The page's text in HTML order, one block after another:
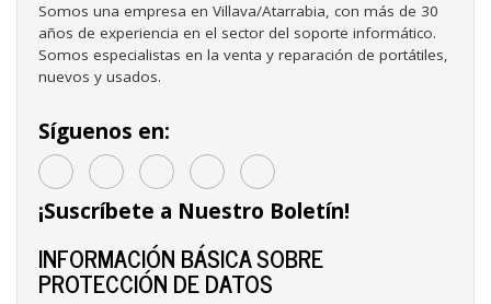
Somos una empresa en Villava/Atarrabia, con más de 30
años de experiencia en el sector del soporte informático.
Somos especialistas en la venta y reparación de portátiles,
nuevos y usados.
Síguenos en:
¡Suscríbete a Nuestro Boletín!
INFORMACIÓN BÁSICA SOBRE
PROTECCIÓN DE DATOS